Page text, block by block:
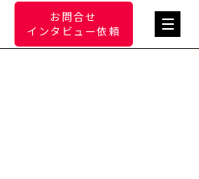
お問合せ
インタビュー依頼